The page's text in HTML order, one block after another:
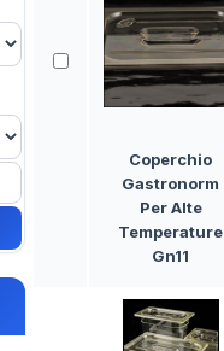
Coperchio
Gastronorm
Per Alte
Temperature
Gn11